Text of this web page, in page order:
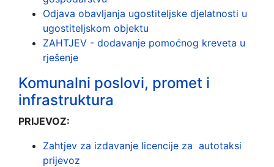
Odjava obavljanja ugostiteljske djelatnosti u
ugostiteljskom objektu
ZAHTJEV - dodavanje pomoćnog kreveta u
rješenje
Komunalni poslovi, promet i
infrastruktura
PRIJEVOZ:
Zahtjev za izdavanje licencije za autotaksi
prijevoz